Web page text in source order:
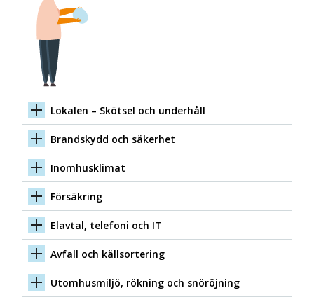
Lokalen – Skötsel och underhåll
Brandskydd och säkerhet
Inomhusklimat
Försäkring
Elavtal, telefoni och IT
Avfall och källsortering
Utomhusmiljö, rökning och snöröjning